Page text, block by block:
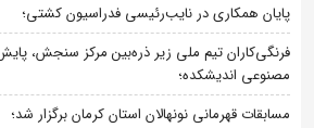
پایان همکاری در نایب‌رئیسی فدراسیون کشتی؛
فرنگی‌کاران تیم ملی زیر ذره‌بین مرکز سنجش،
مصنوعی اندیشکده؛
مسابقات قهرمانی نونهالان استان کرمان برگزار شد؛